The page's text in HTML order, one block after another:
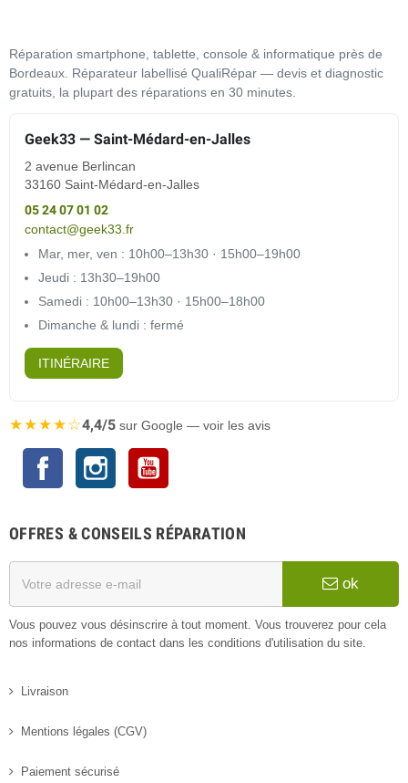
Réparation smartphone, tablette, console & informatique près de
Bordeaux. Réparateur labellisé QualiRépar — devis et diagnostic
gratuits, la plupart des réparations en 30 minutes.
Geek33 — Saint-Médard-en-Jalles
2 avenue Berlincan
33160 Saint-Médard-en-Jalles
05 24 07 01 02
contact@geek33.fr
Mar, mer, ven : 10h00–13h30 · 15h00–19h00
Jeudi : 13h30–19h00
Samedi : 10h00–13h30 · 15h00–18h00
Dimanche & lundi : fermé
ITINÉRAIRE
★★★★☆4,4/5 sur Google — voir les avis
Facebook Instagram
OFFRES & CONSEILS RÉPARATION
ok
Vous pouvez vous désinscrire à tout moment. Vous trouverez pour cela
nos informations de contact dans les conditions d'utilisation du site.
Livraison
Mentions légales (CGV)
Paiement sécurisé